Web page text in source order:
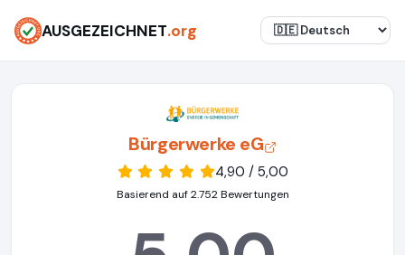
AUSGEZEICHNET.org
Bürgerwerke eG
4,90 / 5,00
Basierend auf 2.752 Bewertungen